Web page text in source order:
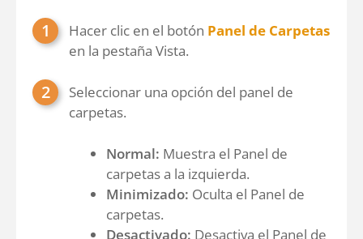
Hacer clic en el botón Panel de Carpetas
en la pestaña Vista.
Seleccionar una opción del panel de
carpetas.
Normal: Muestra el Panel de
carpetas a la izquierda.
Minimizado: Oculta el Panel de
carpetas.
Desactivado: Desactiva el Panel de